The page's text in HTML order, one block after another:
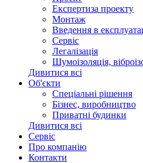
Експертиза проекту
Монтаж
Введення в
Сервіс
Легалізація
Шумоізоляція,
Дивитися всі
Об'єкти
Спеціальні рішення
Бізнес, виробництво
Приватні будинки
Дивитися всі
Сервіс
Про компанію
Контакти